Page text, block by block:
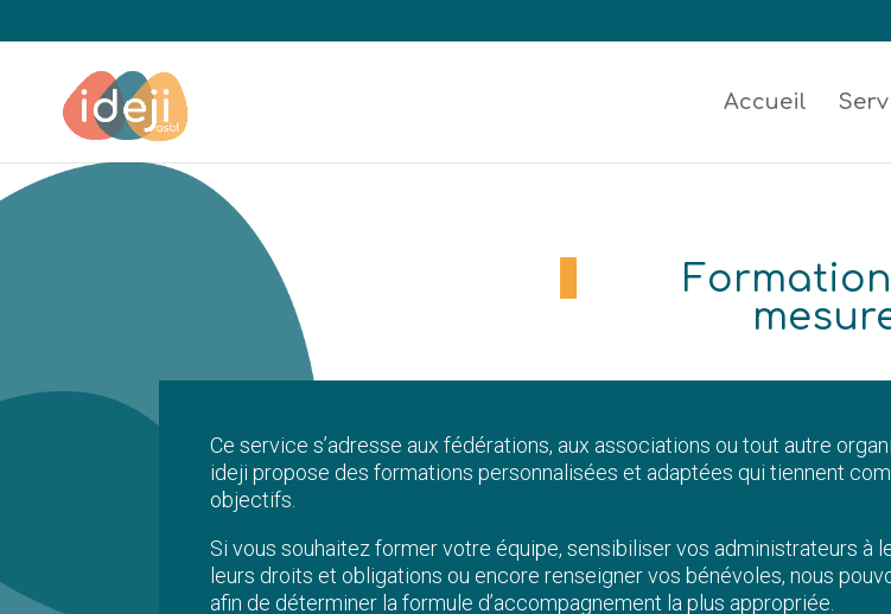
Accueil
Ce service s’adresse aux fédérations, aux associations ou tout autre
ideji propose des formations personnalisées et adaptées qui tiennent
objectifs.
Si vous souhaitez former votre équipe, sensibiliser vos administrateurs à
leurs droits et obligations ou encore renseigner vos bénévoles, nous
afin de déterminer la formule d’accompagnement la plus appropriée.